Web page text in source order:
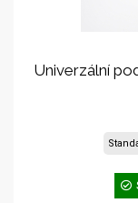
Univerzální